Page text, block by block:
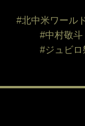
#北中米ワール
#中村敬斗
#ジュビロ